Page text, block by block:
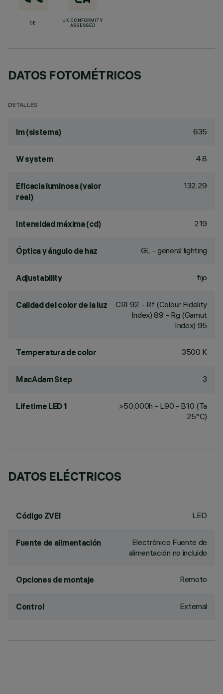
CE
UK CONFORMITY
ASSESSED
DATOS FOTOMÉTRICOS
DETALLES
lm (sistema) 635
W system 4.8
Eficacia luminosa (valor
real)
132.29
Intensidad máxima (cd) 219
Óptica y ángulo de haz GL - general lighting
Adjustability fijo
Calidad del color de la luz CRI 92 - Rf (Colour Fidelity
Index) 89 - Rg (Gamut
Index) 95
Temperatura de color 3500 K
MacAdam Step 3
Lifetime LED 1
>50,000h - L90 - B10 (Ta
25°C)
DATOS ELÉCTRICOS
Código ZVEI LED
Fuente de alimentación
Electrónico Fuente de
alimentación no incluido
Opciones de montaje Remoto
Control External